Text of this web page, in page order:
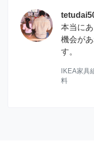
本当に
機会が
す。
IKEA家具
料